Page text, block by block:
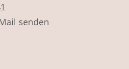
senden
Instragram
auf Facebook